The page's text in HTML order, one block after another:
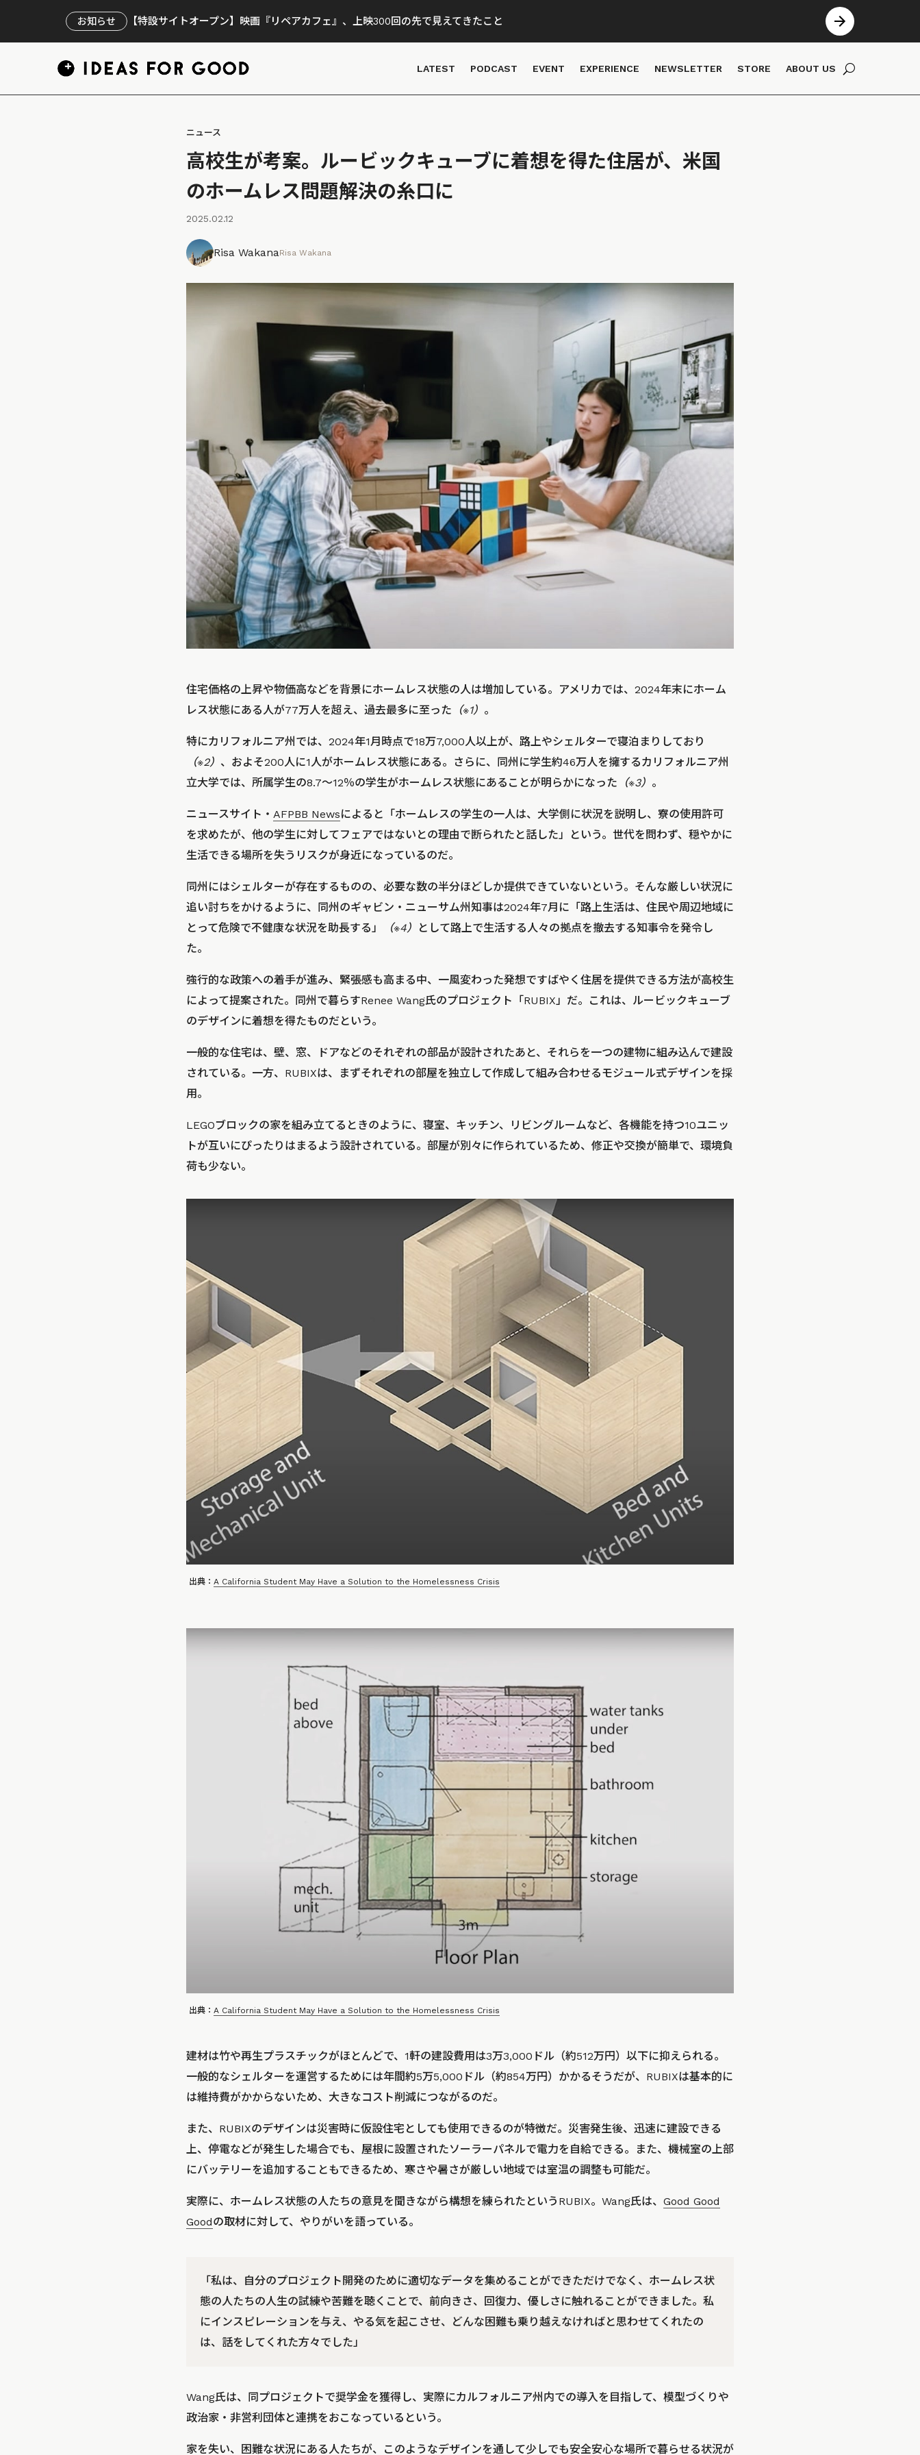
お知らせ 【特設サイトオープン】映画『リペアカフェ』、上映300回の先で見えてきたこと
LATEST PODCAST EVENT EXPERIENCE NEWSLETTER STORE ABOUT US
ニュース
高校生が考案。ルービックキューブに着想を得た住居が、米国
のホームレス問題解決の糸口に
2025.02.12
Risa WakanaRisa Wakana
住宅価格の上昇や物価高などを背景にホームレス状態の人は増加している。アメリカでは、2024年末にホーム
レス状態にある人が77万人を超え、過去最多に至った （※1） 。
特にカリフォルニア州では、2024年1月時点で18万7,000人以上が、路上やシェルターで寝泊まりしており
（※2） 、およそ200人に1人がホームレス状態にある。さらに、同州に学生約46万人を擁するカリフォルニア州
立大学では、所属学生の8.7～12％の学生がホームレス状態にあることが明らかになった （※3） 。
ニュースサイト・ AFPBB Newsによると
「ホームレスの学生の一人は、大学側に状況を説明し、寮の使用許可
を求めたが、他の学生に対してフェアではないとの理由で断られたと話した」
という。世代を問わず、穏やかに
生活できる場所を失うリスクが身近になっているのだ。
同州にはシェルターが存在するものの、必要な数の半分ほどしか提供できていないという。そんな厳しい状況に
追い討ちをかけるように、同州のギャビン・ニューサム州知事は2024年7月に「路上生活は、住民や周辺地域に
とって危険で不健康な状況を助長する」
（※4）
として路上で生活する人々の拠点を撤去する知事令を発令し
た。
強行的な政策への着手が進み、緊張感も高まる中、一風変わった発想ですばやく住居を提供できる方法が高校生
によって提案された。同州で暮らすRenee Wang氏のプロジェクト「RUBIX」だ。これは、ルービックキューブ
のデザインに着想を得たものだという。
一般的な住宅は、壁、窓、ドアなどのそれぞれの部品が設計されたあと、それらを一つの建物に組み込んで建設
されている。一方、RUBIXは、まずそれぞれの部屋を独立して作成して組み合わせるモジュール式デザインを採
用。
LEGOブロックの家を組み立てるときのように、寝室、キッチン、リビングルームなど、各機能を持つ10ユニッ
トが互いにぴったりはまるよう設計されている。部屋が別々に作られているため、修正や交換が簡単で、環境負
荷も少ない。
出典： A California Student May Have a Solution to the Homelessness Crisis
出典： A California Student May Have a Solution to the Homelessness Crisis
建材は竹や再生プラスチックがほとんどで、1軒の建設費用は3万3,000ドル（約512万円）以下に抑えられる。
一般的なシェルターを運営するためには年間約5万5,000ドル（約854万円）かかるそうだが、RUBIXは基本的に
は維持費がかからないため、大きなコスト削減につながるのだ。
また、RUBIXのデザインは災害時に仮設住宅としても使用できるのが特徴だ。災害発生後、迅速に建設できる
上、停電などが発生した場合でも、屋根に設置されたソーラーパネルで電力を自給できる。また、機械室の上部
にバッテリーを追加することもできるため、寒さや暑さが厳しい地域では室温の調整も可能だ。
実際に、ホームレス状態の人たちの意見を聞きながら構想を練られたというRUBIX。Wang氏は、 Good Good
Goodの取材に対して、やりがいを語っている。
「私は、自分のプロジェクト開発のために適切なデータを集めることができただけでなく、ホームレス状
態の人たちの人生の試練や苦難を聴くことで、前向きさ、回復力、優しさに触れることができました。私
にインスピレーションを与え、やる気を起こさせ、どんな困難も乗り越えなければと思わせてくれたの
は、話をしてくれた方々でした」
Wang氏は、同プロジェクトで奨学金を獲得し、実際にカルフォルニア州内での導入を目指して、模型づくりや
政治家・非営利団体と連携をおこなっているという。
家を失い、困難な状況にある人たちが、このようなデザインを通して少しでも安全安心な場所で暮らせる状況が